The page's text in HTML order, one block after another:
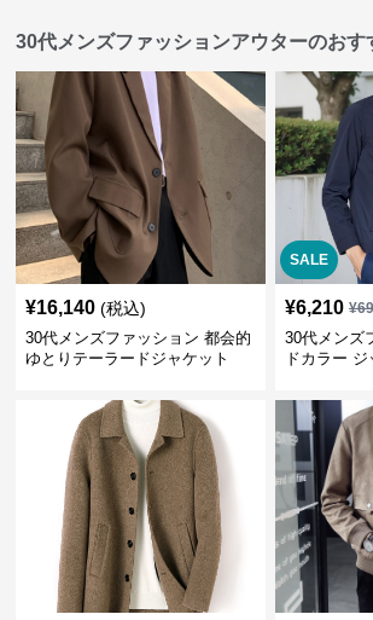
30代メンズファッションアウターのおす
¥16,140 (税込)
30代メンズファッション 都会的
ゆとりテーラードジャケット
SALE
¥6,210 ¥
30代メンズ
ドカラー